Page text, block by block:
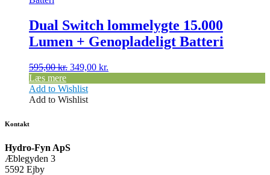
Dual Switch lommelygte 15.000
Lumen + Genopladeligt Batteri
595,00kr. Den
pris
var:
349,00 kr.
Læs mere
Add to Wishlist
Add to Wishlist
Kontakt
Hydro-Fyn ApS
Æblegyden 3
5592 Ejby